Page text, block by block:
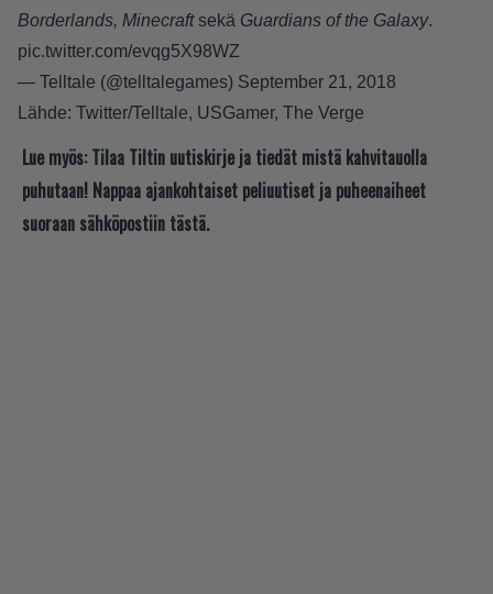
Borderlands, Minecraftsekä Guardians of the Galaxy.
pic.twitter.com/evqg5X98WZ
— Telltale (@telltalegames) September 21, 2018
Lähde: Twitter/Telltale, USGamer, The Verge
Lue myös: Tilaa Tiltin uutiskirje ja tiedät mistä kahvitauolla
puhutaan! Nappaa ajankohtaiset peliuutiset ja puheenaiheet
suoraan sähköpostiin tästä.